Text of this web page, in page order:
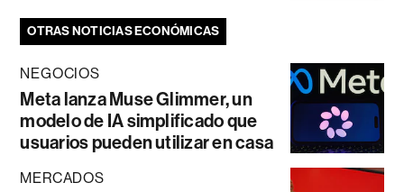
OTRAS NOTICIAS ECONÓMICAS
NEGOCIOS
Meta lanza Muse Glimmer, un
modelo de IA simplificado que
usuarios pueden utilizar en casa
MERCADOS